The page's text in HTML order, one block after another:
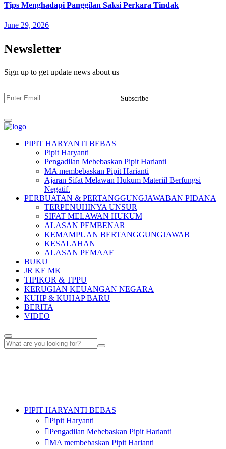
Tips Menghadapi Panggilan Saksi Perkara Tindak
June 29, 2026
Newsletter
Sign up to get update news about us
Subscribe
PIPIT HARYANTI BEBAS
Pipit Haryanti
Pengadilan Mebebaskan Pipit Harianti
MA membebaskan Pipit Harianti
Ajaran Sifat Melawan Hukum Materiil Berfungsi
Negatif.
PERBUATAN & PERTANGGUNGJAWABAN PIDANA
TERPENUHINYA UNSUR
SIFAT MELAWAN HUKUM
ALASAN PEMBENAR
KEMAMPUAN BERTANGGUNGJAWAB
KESALAHAN
ALASAN PEMAAF
BUKU
JR KE MK
TIPIKOR & TPPU
KERUGIAN KEUANGAN NEGARA
KUHP & KUHAP BARU
BERITA
VIDEO
PIPIT HARYANTI BEBAS
Pipit Haryanti
Pengadilan Mebebaskan Pipit Harianti
MA membebaskan Pipit Harianti